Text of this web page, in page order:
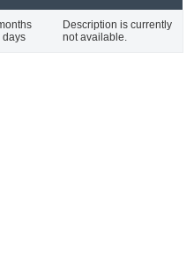
days
Description is currently
not available.